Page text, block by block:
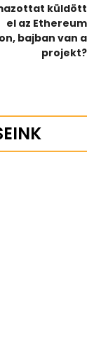
küldött
el az Ethereum
bajban van a
projekt?